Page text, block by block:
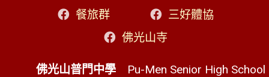
餐旅群
三好體協
佛光山寺
佛光山普門中學 Pu-Men Senior High School